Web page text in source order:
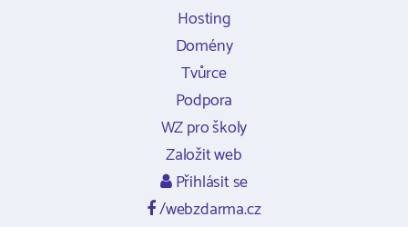
Hosting
Domény
Tvůrce
Podpora
WZ pro školy
Založit web
Přihlásit se
/webzdarma.cz